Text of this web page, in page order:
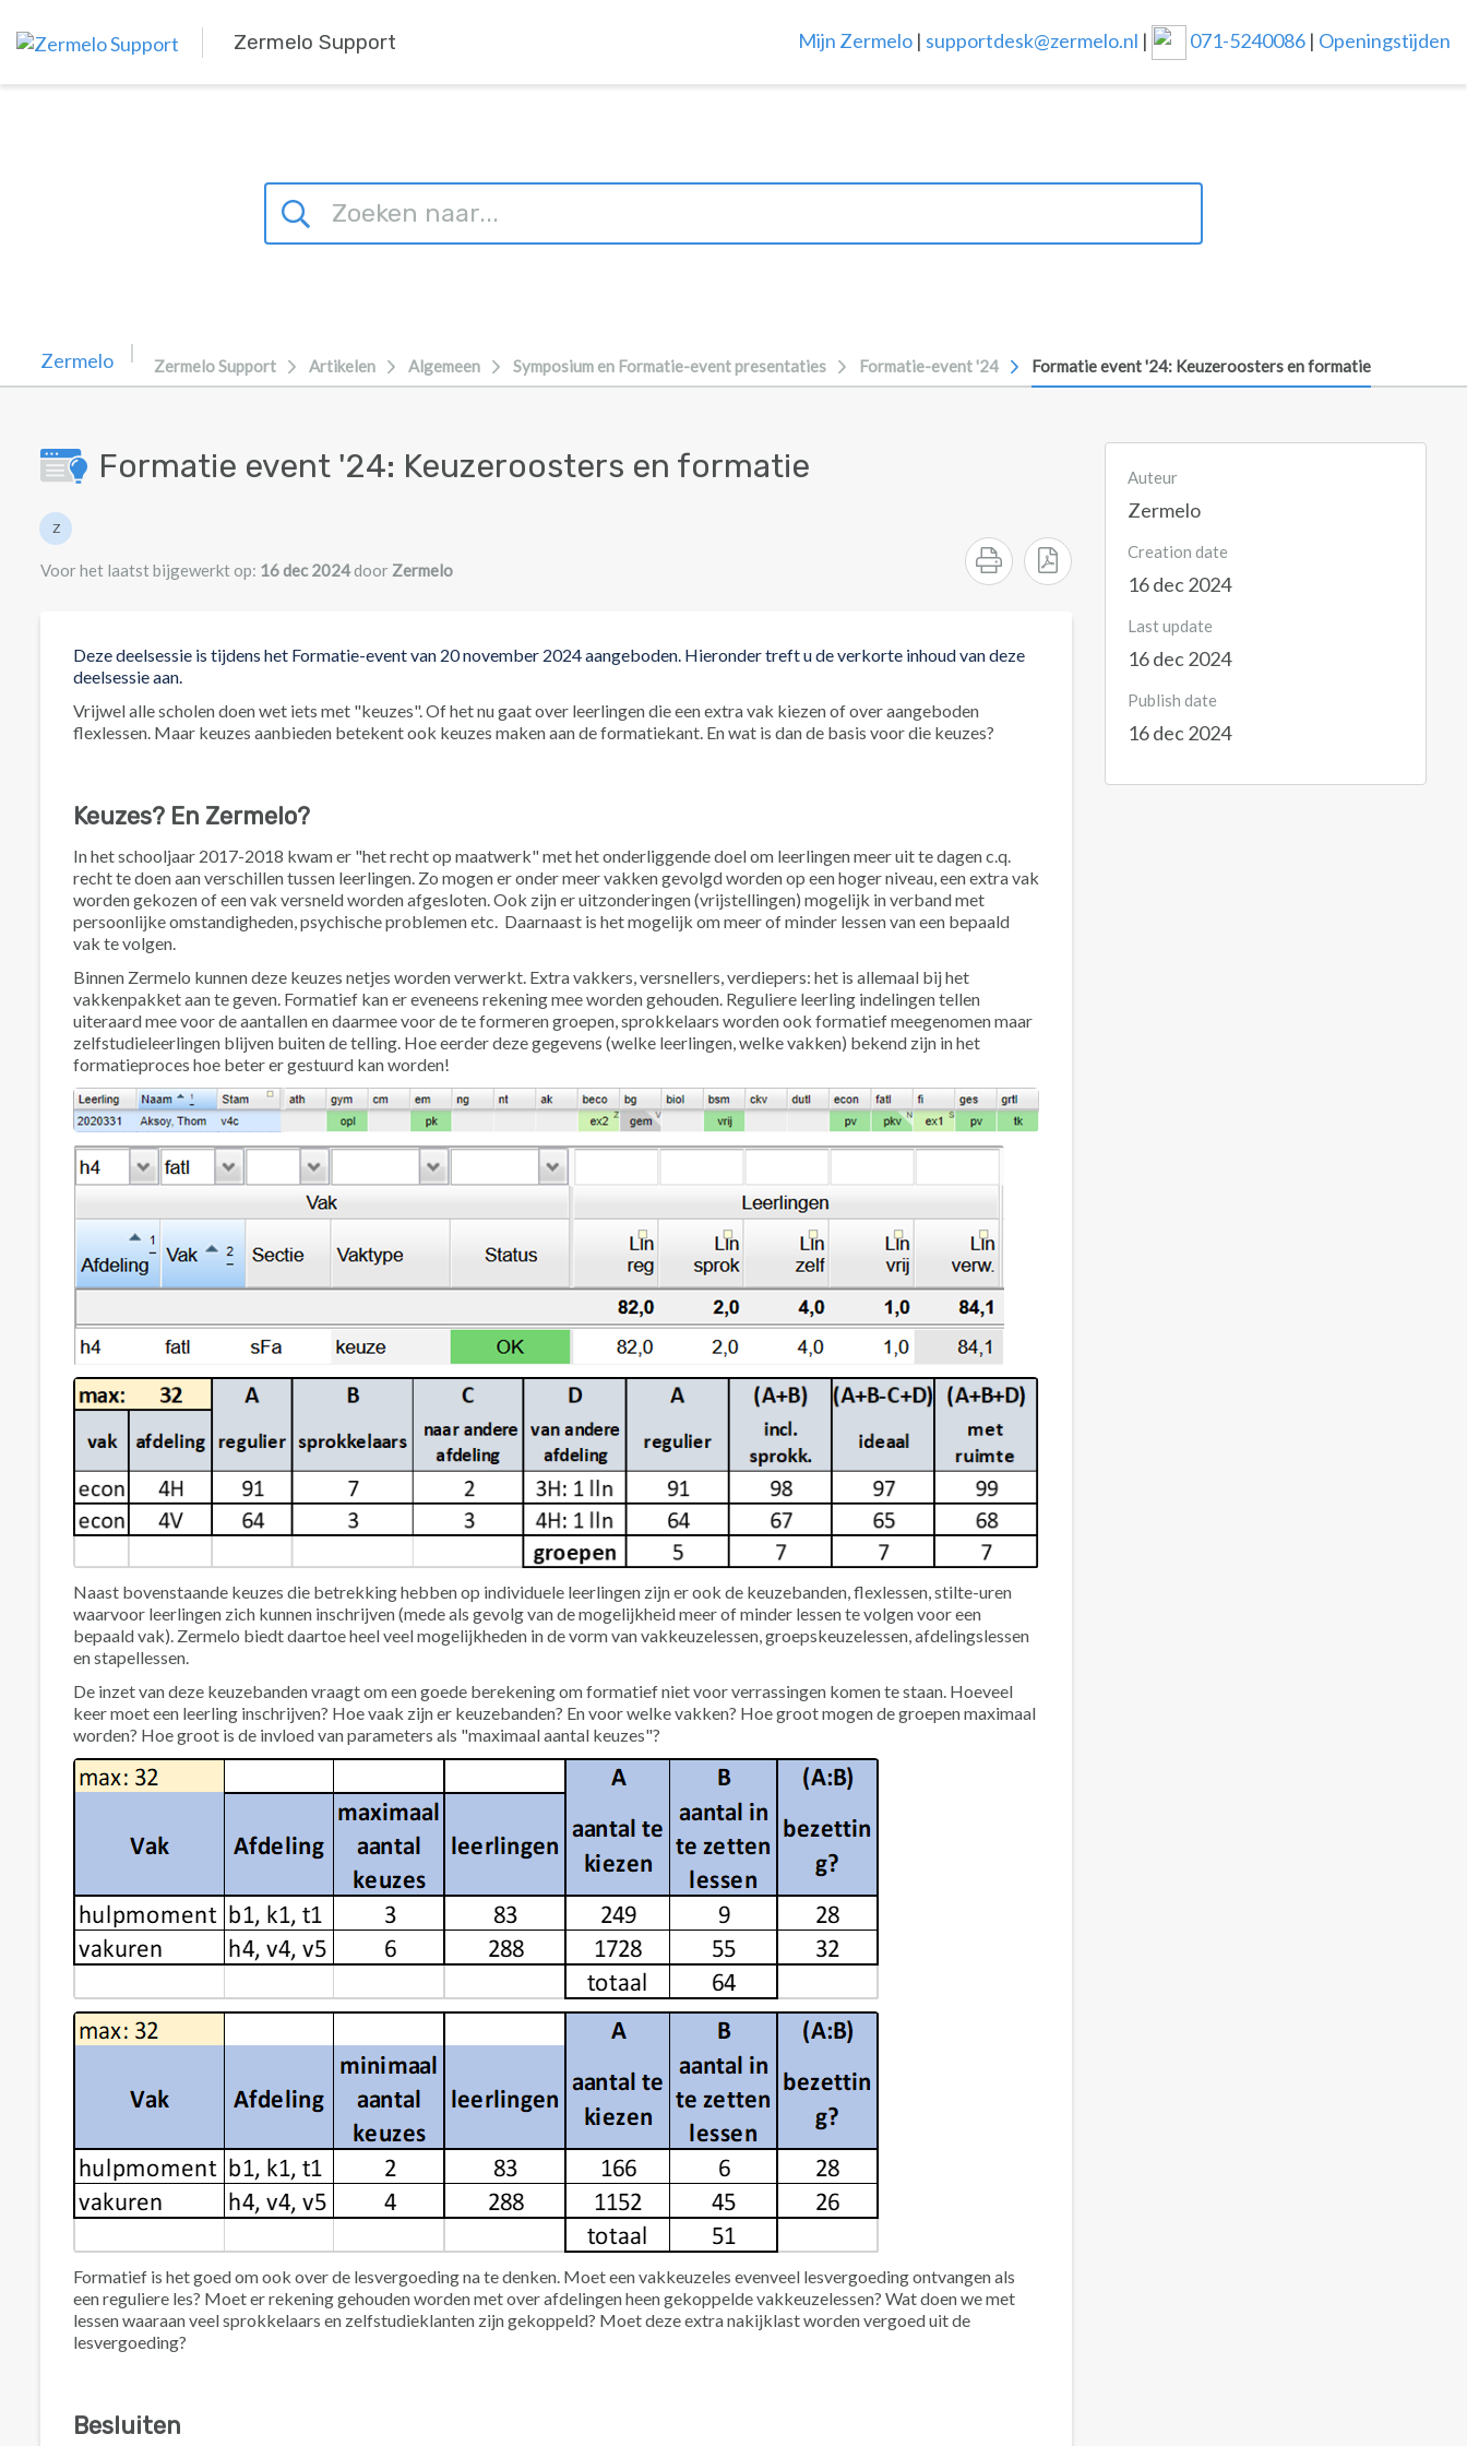
Zermelo Support Mijn Zermelo | supportdesk@zermelo.nl | 071-5240086 | Openingstijden
Zermelo Support Artikelen Algemeen Symposium en Formatie-event presentaties Formatie-event '24 Formatie event '24: Keuzeroosters en formatie
Formatie event '24: Keuzeroosters en formatie
Lijst van auteurs
Z
Voor het laatst bijgewerkt op: 16 dec 2024door Zermelo
Deze deelsessie is tijdens het Formatie-event van 20 november 2024 aangeboden. Hieronder treft u de verkorte inhoud van deze
deelsessie aan.
Vrijwel alle scholen doen wet iets met "keuzes". Of het nu gaat over leerlingen die een extra vak kiezen of over aangeboden
flexlessen. Maar keuzes aanbieden betekent ook keuzes maken aan de formatiekant. En wat is dan de basis voor die keuzes?
Keuzes? En Zermelo?
In het schooljaar 2017-2018 kwam er "het recht op maatwerk" met het onderliggende doel om leerlingen meer uit te dagen c.q.
recht te doen aan verschillen tussen leerlingen. Zo mogen er onder meer vakken gevolgd worden op een hoger niveau, een extra vak
worden gekozen of een vak versneld worden afgesloten. Ook zijn er uitzonderingen (vrijstellingen) mogelijk in verband met
persoonlijke omstandigheden, psychische problemen etc. Daarnaast is het mogelijk om meer of minder lessen van een bepaald
vak te volgen.
Binnen Zermelo kunnen deze keuzes netjes worden verwerkt. Extra vakkers, versnellers, verdiepers: het is allemaal bij het
vakkenpakket aan te geven. Formatief kan er eveneens rekening mee worden gehouden. Reguliere leerling indelingen tellen
uiteraard mee voor de aantallen en daarmee voor de te formeren groepen, sprokkelaars worden ook formatief meegenomen maar
zelfstudieleerlingen blijven buiten de telling. Hoe eerder deze gegevens (welke leerlingen, welke vakken) bekend zijn in het
formatieproces hoe beter er gestuurd kan worden!
Naast bovenstaande keuzes die betrekking hebben op individuele leerlingen zijn er ook de keuzebanden, flexlessen, stilte-uren
waarvoor leerlingen zich kunnen inschrijven (mede als gevolg van de mogelijkheid meer of minder lessen te volgen voor een
bepaald vak). Zermelo biedt daartoe heel veel mogelijkheden in de vorm van vakkeuzelessen, groepskeuzelessen, afdelingslessen
en stapellessen.
De inzet van deze keuzebanden vraagt om een goede berekening om formatief niet voor verrassingen komen te staan. Hoeveel
keer moet een leerling inschrijven? Hoe vaak zijn er keuzebanden? En voor welke vakken? Hoe groot mogen de groepen maximaal
worden? Hoe groot is de invloed van parameters als "maximaal aantal keuzes"?
Formatief is het goed om ook over de lesvergoeding na te denken. Moet een vakkeuzeles evenveel lesvergoeding ontvangen als
een reguliere les? Moet er rekening gehouden worden met over afdelingen heen gekoppelde vakkeuzelessen? Wat doen we met
lessen waaraan veel sprokkelaars en zelfstudieklanten zijn gekoppeld? Moet deze extra nakijklast worden vergoed uit de
lesvergoeding?
Besluiten
Auteur
Zermelo
Creation date
16 dec 2024
Last update
16 dec 2024
Publish date
16 dec 2024